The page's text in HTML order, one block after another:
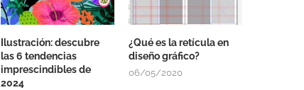
Ilustración: descubre
las 6 tendencias
imprescindibles de
2024
¿Qué es la retícula en
diseño gráfico?
06/05/2020